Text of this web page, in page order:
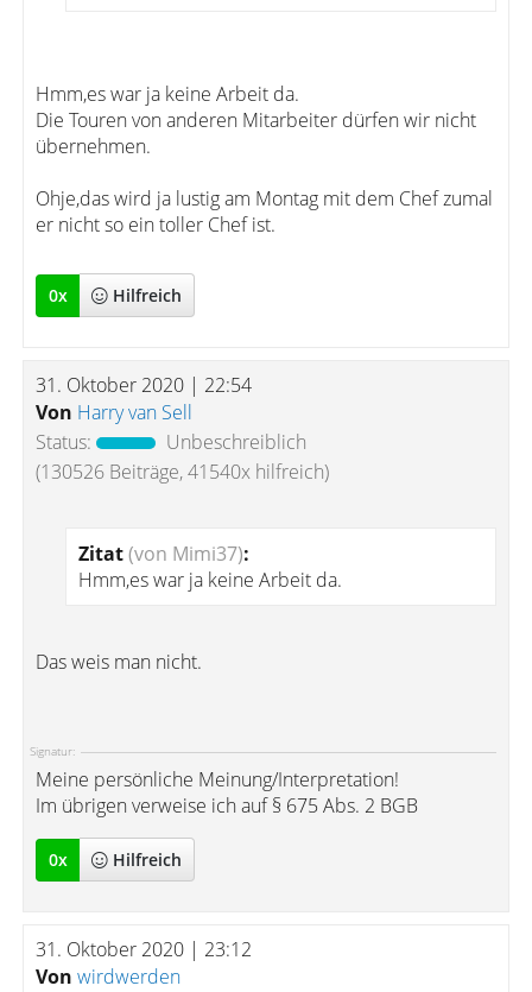
Hmm,es war ja keine Arbeit da.
Die Touren von anderen Mitarbeiter dürfen wir nicht
übernehmen.
Ohje,das wird ja lustig am Montag mit dem Chef zumal
er nicht so ein toller Chef ist.
0x Hilfreich
31. Oktober 2020 | 22:54
Von Harry van Sell
Status:
Unbeschreiblich
(130526 Beiträge, 41540x hilfreich)
Zitat(von Mimi37):
Hmm,es war ja keine Arbeit da.
Das weis man nicht.
Signatur:
Meine persönliche Meinung/Interpretation!
Im übrigen verweise ich auf § 675 Abs. 2 BGB
0x Hilfreich
31. Oktober 2020 | 23:12
Von wirdwerden